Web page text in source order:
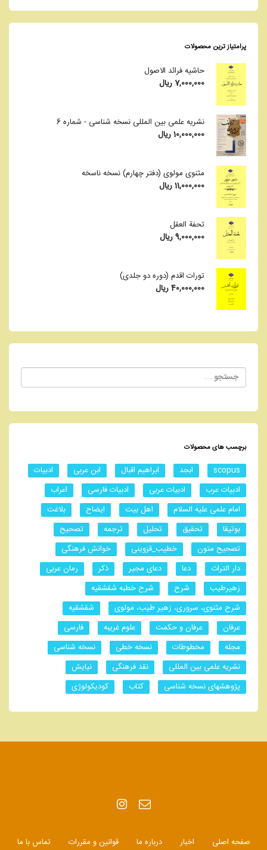
پرامتیاز ترین محصولات
حاشیه فرائد الاصول
7,000,000 ریال
نشریه علمی بین المللی نسخه شناسی - شماره 6
10,000,000ریال
مثنوی مولوی (دفتر چهارم) نسخه ناسخه
11,000,000ریال
تحفة العقل
9,000,000ریال
تورات اقدم (دوره دو جلدی)
40,000,000ریال
جستجو
برای:
برچسب های محصولات
scopus ابجد ابراهیم اقبال ابن عربی
ادبیات
ادبیات عرب
ادبیات عربی ادبیات فارسی
اعراب
امام علمی علیه السلام
اهل بیت ایضاح
بلاغت
بوتیقا
تحقیق تحلیل ترجمه
تصحیح
تصحیح متون
خطیب_قزوینی
خوانش فرهنگی
دار التراث
دعا دعای مجیر ذکر
رمان عربی
زهیرطیب
شرح
شرح خطبه شقشقیه
شرح مثنوی، سروری، زهیر طیب، مولوی
شقشقیه
عرفان
عرفان و حکمت علوم غریبه
فارسی
مجله
مخطوطات نسخه خطی
نسخه شناسی
نشریه علمی بین المللی
نقد فرهنگی
نیایش
پژوهشهای نسخه شناسی
کتاب کودیکولوژی
صفحه اصلی اخبار درباره ما قوانین و مقررات تماس با ما